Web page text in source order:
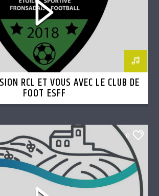
RCL ET VOUS AVEC LE CLUB DE
FOOT ESFF
0